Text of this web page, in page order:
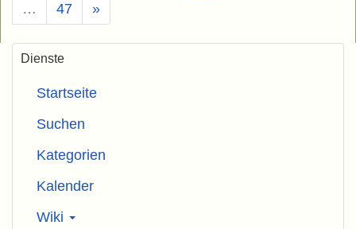
…
47 »
Dienste
Startseite
Suchen
Kategorien
Kalender
Wiki